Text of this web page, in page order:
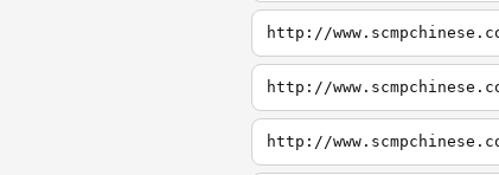
http://
http://
http://